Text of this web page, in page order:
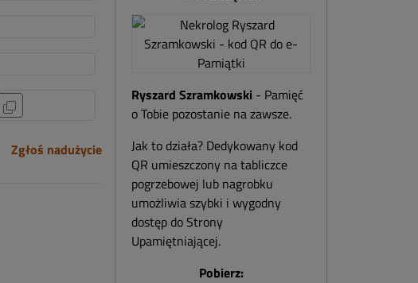
Zgłoś nadużycie
Ryszard Szramkowski - Pamięć
o Tobie pozostanie na zawsze.
Jak to działa? Dedykowany kod
QR umieszczony na tabliczce
pogrzebowej lub nagrobku
umożliwia szybki i wygodny
dostęp do Strony
Upamiętniającej.
Pobierz: